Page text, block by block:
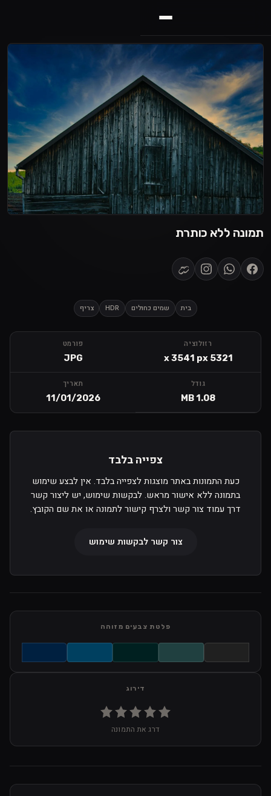
תמונה ללא כותרת
בית שמים כחולים HDR צריף
רזולוציה
5321 x 3541 px
פורמט
JPG
גודל
1.08 MB
תאריך
11/01/2026
צפייה בלבד
כעת התמונות באתר מוצגות לצפייה בלבד. אין לבצע שימוש
בתמונה ללא אישור מראש. לבקשות שימוש, יש ליצור קשר
דרך עמוד צור קשר ולצרף קישור לתמונה או את שם הקובץ.
צור קשר לבקשות שימוש
פלטת צבעים מזוהה
דירוג
דרג את התמונה